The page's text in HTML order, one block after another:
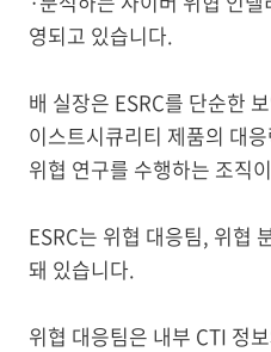
영되고 있습니다.
배 실장은 ESRC를 단순한
이스트시큐리티 제품의 대
위협 연구를 수행하는 조직
ESRC는 위협 대응팀, 위협
돼 있습니다.
위협 대응팀은 내부 CTI 정